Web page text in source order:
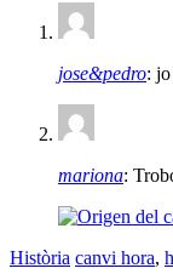
jose&pedro:
mariona:
Història canvi hora,